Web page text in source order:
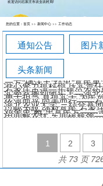
欢迎访问石家庄市农业农村局!
您的位置：首页 >>新闻中心 >>工作动态
通知公告 图片
头条新闻
·
·
·
·
·
·
·
·
·
·
1 2 3
共 73 页